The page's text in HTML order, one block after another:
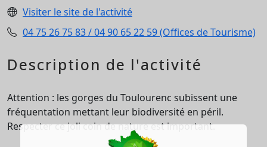
Visiter le site de l'activité
04 75 26 75 83 / 04 90 65 22 59 (Offices de Tourisme)
Description de l'activité
Attention : les gorges du Toulourenc subissent une
fréquentation mettant leur biodiversité en péril.
Respecter ce joli coin de nature est important.